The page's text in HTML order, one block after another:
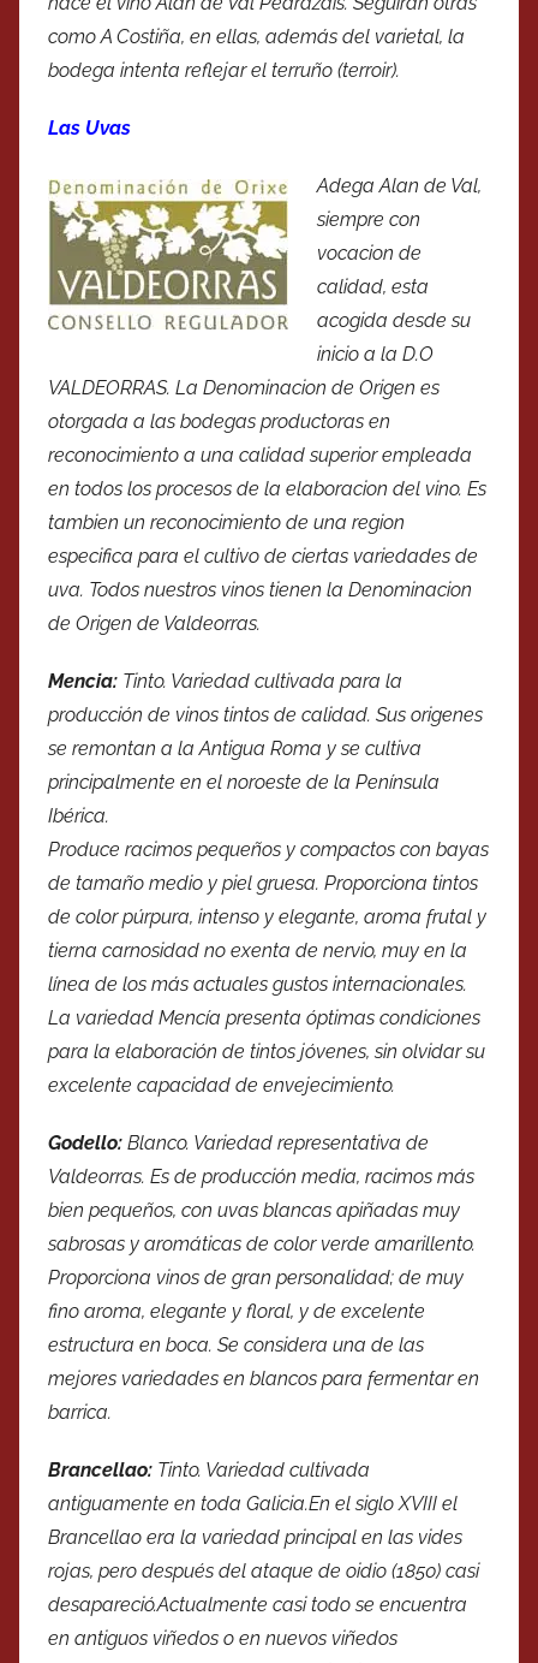
como A Costiña, en ellas, además del varietal, la
bodega intenta reflejar el terruño (terroir).
Las Uvas
Adega Alan de Val,
siempre con
vocacion de
calidad, esta
acogida desde su
inicio a la D.O
VALDEORRAS. La Denominacion de Origen es
otorgada a las bodegas productoras en
reconocimiento a una calidad superior empleada
en todos los procesos de la elaboracion del vino. Es
tambien un reconocimiento de una region
especifica para el cultivo de ciertas variedades de
uva. Todos nuestros vinos tienen la Denominacion
de Origen de Valdeorras.
Mencia: Tinto. Variedad cultivada para la
producción de vinos tintos de calidad. Sus origenes
se remontan a la Antigua Roma y se cultiva
principalmente en el noroeste de la Península
Ibérica.
Produce racimos pequeños y compactos con bayas
de tamaño medio y piel gruesa. Proporciona tintos
de color púrpura, intenso y elegante, aroma frutal y
tierna carnosidad no exenta de nervio, muy en la
línea de los más actuales gustos internacionales.
La variedad Mencía presenta óptimas condiciones
para la elaboración de tintos jóvenes, sin olvidar su
excelente capacidad de envejecimiento.
Godello: Blanco. Variedad representativa de
Valdeorras. Es de producción media, racimos más
bien pequeños, con uvas blancas apiñadas muy
sabrosas y aromáticas de color verde amarillento.
Proporciona vinos de gran personalidad; de muy
fino aroma, elegante y floral, y de excelente
estructura en boca. Se considera una de las
mejores variedades en blancos para fermentar en
barrica.
Brancellao: Tinto. Variedad cultivada
antiguamente en toda Galicia.En el siglo XVIII el
Brancellao era la variedad principal en las vides
rojas, pero después del ataque de oidio (1850) casi
desapareció.Actualmente casi todo se encuentra
en antiguos viñedos o en nuevos viñedos